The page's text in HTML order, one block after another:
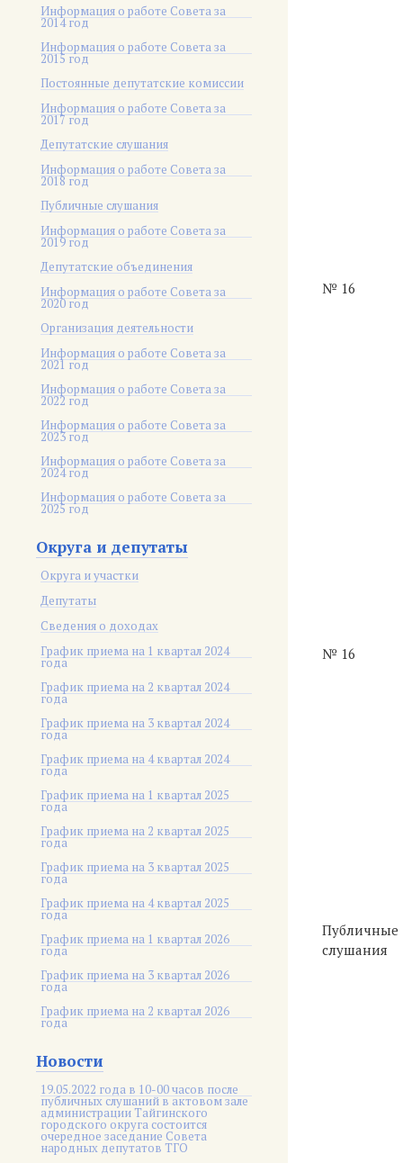
Информация о работе Совета за
2014 год
Информация о работе Совета за
2015 год
Постоянные депутатские комиссии
Информация о работе Совета за
2017 год
Депутатские слушания
Информация о работе Совета за
2018 год
Публичные слушания
Информация о работе Совета за
2019 год
Депутатские объединения
Информация о работе Совета за
2020 год
Организация деятельности
Информация о работе Совета за
2021 год
Информация о работе Совета за
2022 год
Информация о работе Совета за
2023 год
Информация о работе Совета за
2024 год
Информация о работе Совета за
2025 год
Округа и депутаты
Округа и участки
Депутаты
Сведения о доходах
График приема на 1 квартал 2024
года
График приема на 2 квартал 2024
года
График приема на 3 квартал 2024
года
График приема на 4 квартал 2024
года
График приема на 1 квартал 2025
года
График приема на 2 квартал 2025
года
График приема на 3 квартал 2025
года
График приема на 4 квартал 2025
года
График приема на 1 квартал 2026
года
График приема на 3 квартал 2026
года
График приема на 2 квартал 2026
года
Новости
19.05.2022 года в 10-00 часов после
публичных слушаний в актовом зале
администрации Тайгинского
городского округа состоится
очередное заседание Совета
народных депутатов ТГО
№ 16
№ 16
Публичные
слушания